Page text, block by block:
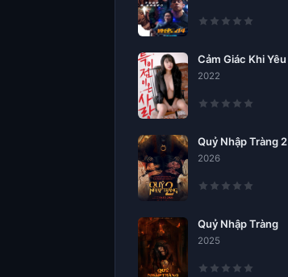
Cảm Giác Khi Yêu
2022
Quỷ Nhập Tràng 2
2026
Quỷ Nhập Tràng
2025